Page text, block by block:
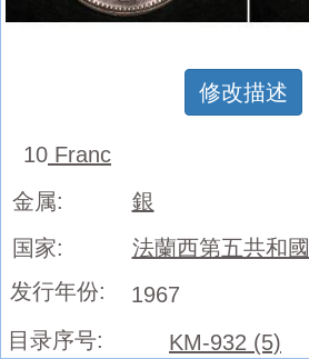
修改描述
10 Franc
金属:
銀
国家:
法蘭西第五共和國
发行年份:
1967
目录序号:
KM-932 (5)